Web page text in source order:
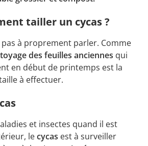
tailler un cycas ?
pas à proprement parler. Comme
des feuilles anciennes qui
en début de printemps est la
à effectuer.
et insectes quand il est
lecycas est à surveiller